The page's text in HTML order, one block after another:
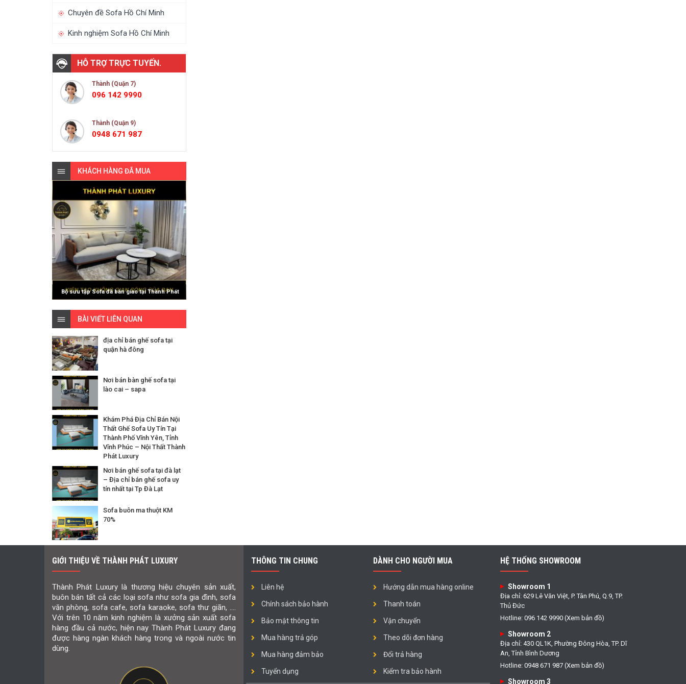
Chuyên đề Sofa Hồ Chí Minh
Kinh nghiệm Sofa Hồ Chí Minh
HỖ TRỢ TRỰC TUYẾN.
Thành (Quận 7)
096 142 9990
Thành (Quận 9)
0948 671 987
KHÁCH HÀNG ĐÃ MUA
Bộ sưu tập Sofa đã bàn giao tại Thành Phát
BÀI VIẾT LIÊN QUAN
địa chỉ bán ghế sofa tại
quận hà đông
Nơi bán bàn ghế sofa tại
lào cai – sapa
Khám Phá Địa Chỉ Bán Nội
Thất Ghế Sofa Uy Tín Tại
Thành Phố Vĩnh Yên, Tỉnh
Vĩnh Phúc – Nội Thất Thành
Phát Luxury
Nơi bán ghế sofa tại đà lạt
– Địa chỉ bán ghế sofa uy
tín nhất tại Tp Đà Lạt
Sofa buôn ma thuột KM
70%
GIỚI THIỆU VỀ THÀNH PHÁT LUXURY
Thành Phát Luxury là thương hiệu chuyên sản xuất,
buôn bán tất cả các loại sofa như sofa gia đình, sofa
văn phòng, sofa cafe, sofa karaoke, sofa thư giãn, ….
Với trên 10 năm kinh nghiệm là xưởng sản xuất sofa
hàng đầu cả nước, hiện nay Thành Phát Luxury đang
được hàng ngàn khách hàng trong và ngoài nước tin
dùng.
THÔNG TIN CHUNG
Liên hệ
Chính sách bảo hành
Bảo mật thông tin
Mua hàng trả góp
Mua hàng đảm bảo
Tuyển dụng
DÀNH CHO NGƯỜI MUA
Hướng dẫn mua hàng online
Thanh toán
Vận chuyển
Theo dõi đơn hàng
Đổi trả hàng
Kiểm tra bảo hành
HỆ THỐNG SHOWROOM
Showroom 1
Địa chỉ: 629 Lê Văn Việt, P. Tân Phú, Q.9, TP.
Thủ Đức
Hotline: 096 142 9990 (Xem bản đồ)
Showroom 2
Địa chỉ: 430 QL1K, Phường Đông Hòa, TP. Dĩ
An, Tỉnh Bình Dương
Hotline: 0948 671 987 (Xem bản đồ)
Showroom 3